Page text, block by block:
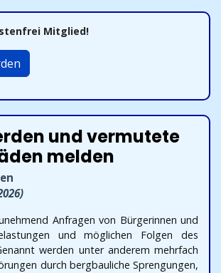
Mitglied!
und vermutete
melden
Anfragen von Bürgerinnen und
und möglichen Folgen des
werden unter anderem mehrfach
durch bergbauliche Sprengungen,